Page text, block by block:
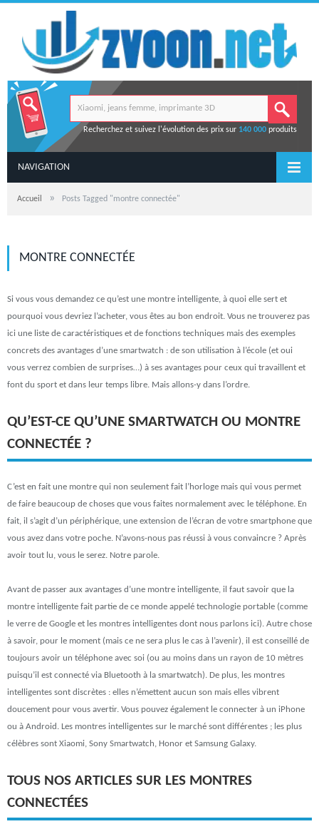
Recherchez et suivez l'évolution des prix sur 140 000produits
NAVIGATION
Accueil » Posts Tagged "montre connectée"
MONTRE CONNECTÉE
Si vous vous demandez ce qu’est une montre intelligente, à quoi elle sert et
pourquoi vous devriez l’acheter, vous êtes au bon endroit. Vous ne trouverez pas
ici une liste de caractéristiques et de fonctions techniques mais des exemples
concrets des avantages d’une smartwatch : de son utilisation à l’école (et oui
vous verrez combien de surprises…) à ses avantages pour ceux qui travaillent et
font du sport et dans leur temps libre. Mais allons-y dans l’ordre.
QU’EST-CE QU’UNE SMARTWATCH OU MONTRE
CONNECTÉE ?
C’est en fait une montre qui non seulement fait l’horloge mais qui vous permet
de faire beaucoup de choses que vous faites normalement avec le téléphone. En
fait, il s’agit d’un périphérique, une extension de l’écran de votre smartphone que
vous avez dans votre poche. N’avons-nous pas réussi à vous convaincre ? Après
avoir tout lu, vous le serez. Notre parole.
Avant de passer aux avantages d’une montre intelligente, il faut savoir que la
montre intelligente fait partie de ce monde appelé technologie portable (comme
le verre de Google et les montres intelligentes dont nous parlons ici). Autre chose
à savoir, pour le moment (mais ce ne sera plus le cas à l’avenir), il est conseillé de
toujours avoir un téléphone avec soi (ou au moins dans un rayon de 10 mètres
puisqu’il est connecté via Bluetooth à la smartwatch). De plus, les montres
intelligentes sont discrètes : elles n’émettent aucun son mais elles vibrent
doucement pour vous avertir. Vous pouvez également le connecter à un iPhone
ou à Android. Les montres intelligentes sur le marché sont différentes ; les plus
célèbres sont Xiaomi, Sony Smartwatch, Honor et Samsung Galaxy.
TOUS NOS ARTICLES SUR LES MONTRES
CONNECTÉES